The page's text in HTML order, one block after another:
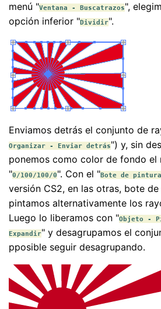
menú "Ventana - Buscatrazos",
opción inferior "Dividir".
Enviamos detrás el conjunto de
Organizar - Enviar detrás") y, sin
ponemos como color de fondo el
"0/100/100/0". Con el "Bote de
versión CS2, en las otras, bote
pintamos alternativamente los
Luego lo liberamos con "Objeto -
Expandir" y desagrupamos el
pposible seguir desagrupando.